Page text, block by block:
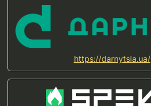
https://darnytsia.ua/